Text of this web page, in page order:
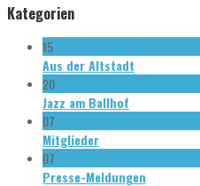
Kategorien
15
Aus der Altstadt
20
Jazz am Ballhof
07
Mitglieder
07
Presse-Meldungen